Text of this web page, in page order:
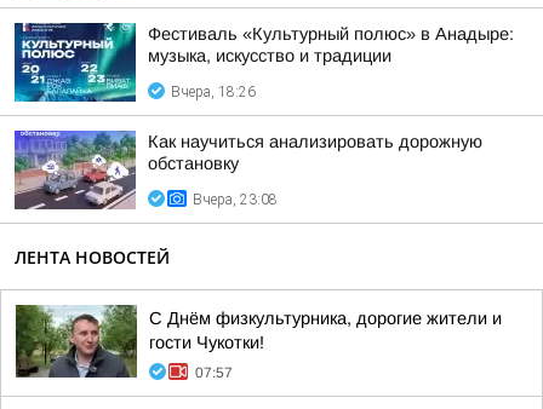
Фестиваль «Культурный полюс» в Анадыре:
музыка, искусство и традиции
Вчера, 18:26
Как научиться анализировать дорожную
обстановку
Вчера, 23:08
ЛЕНТА НОВОСТЕЙ
С Днём физкультурника, дорогие жители и
гости Чукотки!
07:57